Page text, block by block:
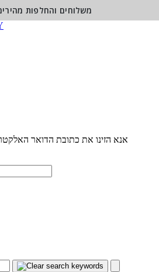
אנא הזינו את כתובת הדואר
משלוחים והחלפות